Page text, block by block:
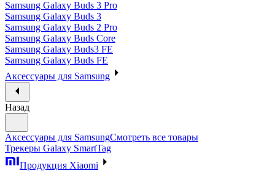
Samsung Galaxy Buds 3 Pro
Samsung Galaxy Buds 3
Samsung Galaxy Buds 2 Pro
Samsung Galaxy Buds Core
Samsung Galaxy Buds3 FE
Samsung Galaxy Buds FE
Аксессуары для Samsung
Назад
Аксессуары для SamsungСмотреть все товары
Трекеры Galaxy SmartTag
Продукция Xiaomi